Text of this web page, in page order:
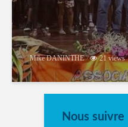
Mike DANINTHE 21 views
Nous suivre